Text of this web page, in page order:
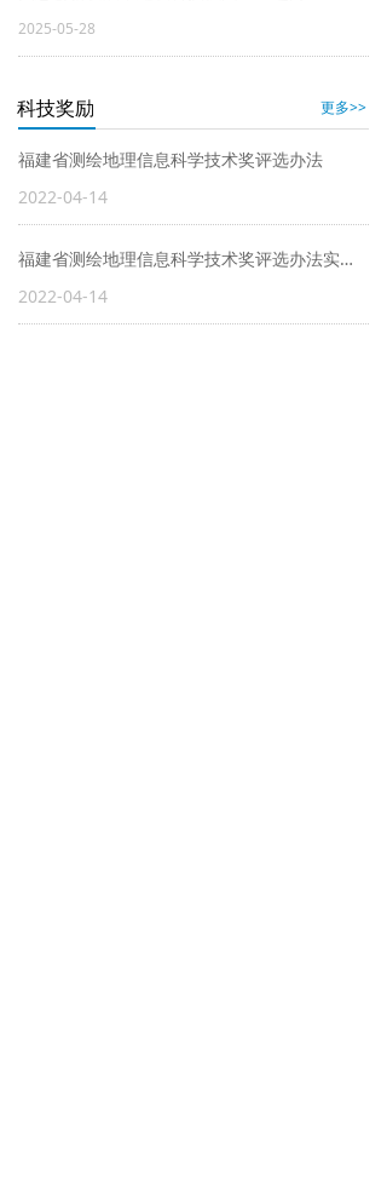
2025-05-28
福建省测绘地理信息科学技术奖评选办法
2022-04-14
福建省测绘地理信息科学技术奖评选办法实施细则
2022-04-14
科技奖励 更多>>